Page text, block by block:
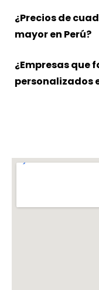
¿Precios de
mayor en Perú?
¿Empresas que
personalizados